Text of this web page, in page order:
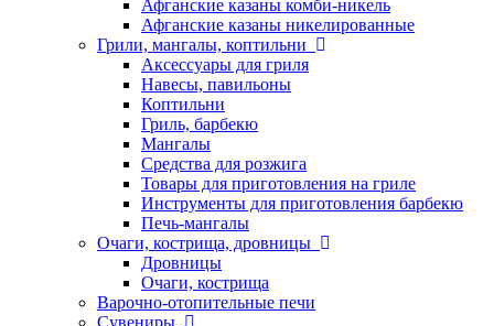
Афганские казаны комби-никель
Афганские казаны никелированные
Грили, мангалы, коптильни
Аксессуары для гриля
Навесы, павильоны
Коптильни
Гриль, барбекю
Мангалы
Средства для розжига
Товары для приготовления на гриле
Инструменты для приготовления барбекю
Печь-мангалы
Очаги, кострища, дровницы
Дровницы
Очаги, кострища
Варочно-отопительные печи
Сувениры